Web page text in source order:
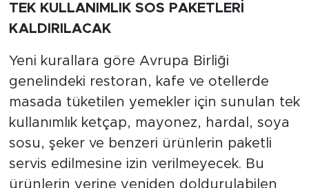
TEK KULLANIMLIK SOS PAKETLERİ
KALDIRILACAK
Yeni kurallara göre Avrupa Birliği
genelindeki restoran, kafe ve otellerde
masada tüketilen yemekler için sunulan tek
kullanımlık ketçap, mayonez, hardal, soya
sosu, şeker ve benzeri ürünlerin paketli
servis edilmesine izin verilmeyecek. Bu
ürünlerin yerine yeniden doldurulabilen